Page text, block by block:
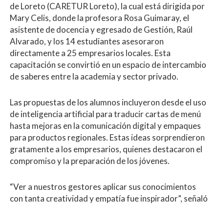
de Loreto (CARETUR Loreto), la cual está dirigida por
Mary Celis, donde la profesora Rosa Guimaray, el
asistente de docencia y egresado de Gestión, Raúl
Alvarado, y los 14 estudiantes asesoraron
directamente a 25 empresarios locales. Esta
capacitación se convirtió en un espacio de intercambio
de saberes entre la academia y sector privado.
Las propuestas de los alumnos incluyeron desde el uso
de inteligencia artificial para traducir cartas de menú
hasta mejoras en la comunicación digital y empaques
para productos regionales. Estas ideas sorprendieron
gratamente a los empresarios, quienes destacaron el
compromiso y la preparación de los jóvenes.
“Ver a nuestros gestores aplicar sus conocimientos
con tanta creatividad y empatía fue inspirador”, señaló